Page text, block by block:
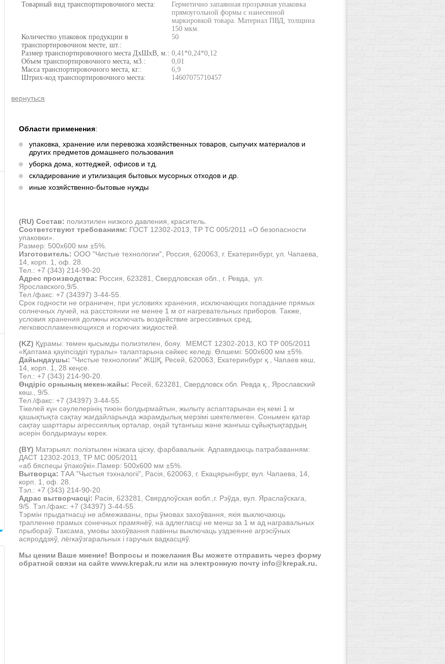
Товарный вид транспортировочного места:
Герметично запаянная прозрачная упаковка
прямоугольной формы с нанесенной
маркировкой товара. Материал ПВД, толщина
150 мкм.
Количество упаковок продукции в
транспортировочном месте, шт.:
50
Размер транспортировочного места ДхШхВ, м.: 0,41*0,24*0,12
Объем транспортировочного места, м3.:
0,01
Масса транспортировочного места, кг.:
6,9
Штрих-код транспортировочного места:
14607075710457
вернуться
Области применения:
упаковка, хранение или перевозка хозяйственных товаров, сыпучих материалов и
других предметов домашнего пользования
уборка дома, коттеджей, офисов и т.д.
складирование и утилизация бытовых мусорных отходов и др.
иные хозяйственно-бытовые нужды
(RU) Состав: полиэтилен низкого давления, краситель.
Соответствуют требованиям: ГОСТ 12302-2013, ТР ТС 005/2011 «О безопасности
упаковки».
Размер: 500х600 мм ±5%.
Изготовитель: ООО "Чистые технологии", Россия, 620063, г. Екатеринбург, ул. Чапаева,
14, корп. 1, оф. 28.
Тел.: +7 (343) 214-90-20.
Адрес производства: Россия, 623281, Свердловская обл., г. Ревда, ул.
Ярославского,9/5.
Тел./факс: +7 (34397) 3-44-55.
Срок годности не ограничен, при условиях хранения, исключающих попадание прямых
солнечных лучей, на расстоянии не менее 1 м от нагревательных приборов. Также,
условия хранения должны исключать воздействие агрессивных сред,
легковоспламеняющихся и горючих жидкостей.
(KZ) Құрамы: төмен қысымды полиэтилен, бояу.
МЕМСТ 12302-2013, КО ТР 005/2011
«Қаптама қауіпсіздігі туралы» талаптарына сәйкес келеді. Өлшемі: 500х600 мм ±5%.
Дайындаушы: "Чистые технологии" ЖШҚ, Ресей, 620063, Екатеринбург қ., Чапаев көш,
14, корп. 1, 28 кеңсе.
Тел.: +7 (343) 214-90-20.
Өндіріс орнының мекен-жайы: Ресей, 623281, Свердловск обл. Ревда қ., Ярославский
көш., 9/5.
Тел./факс: +7 (34397) 3-44-55.
Тікелей күн сәулелерінің тиюін болдырмайтын, жылыту аспаптарынан ең кемі 1 м
қашықтықта сақтау жағдайларында жарамдылық мерзімі шектелмеген. Сонымен қатар
сақтау шарттары агрессиялық орталар, оңай тұтанғыш және жанғыш сұйықтықтардың
әсерін болдырмауы керек.
(BY) Матэрыял: поліэтылен нізкага ціску, фарбавальнік. Адпавядаюць патрабаванням:
ДАСТ 12302-2013, ТР МС 005/2011
«аб бяспецы ўпакоўкі».Памер: 500х600 мм ±5%.
Вытворца: ТАА "Чыстыя тэхналогіі", Расія, 620063, г. Екацярынбург, вул. Чапаева, 14,
корп. 1, оф. 28.
Тэл.: +7 (343) 214-90-20.
Адрас вытворчасці: Расія, 623281, Свярдлоўская вобл.,г. Рэўда, вул. Яраслаўскага,
9/5. Тэл./факс: +7 (34397) 3-44-55.
Тэрмін прыдатнасці не абмежаваны, пры ўмовах захоўвання, якія выключаюць
трапленне прамых сонечных прамянёў, на адлегласці не менш за 1 м ад награвальных
прыбораў. Таксама, умовы захоўвання павінны выключаць уздзеянне агрэсіўных
асяроддзяў, лёгкаўзгаральных і гаручых вадкасцяў.
Мы ценим Ваше мнение! Вопросы и пожелания Вы можете отправить через форму
обратной связи на сайте www.krepak.ru или на электронную почту info@krepak.ru.